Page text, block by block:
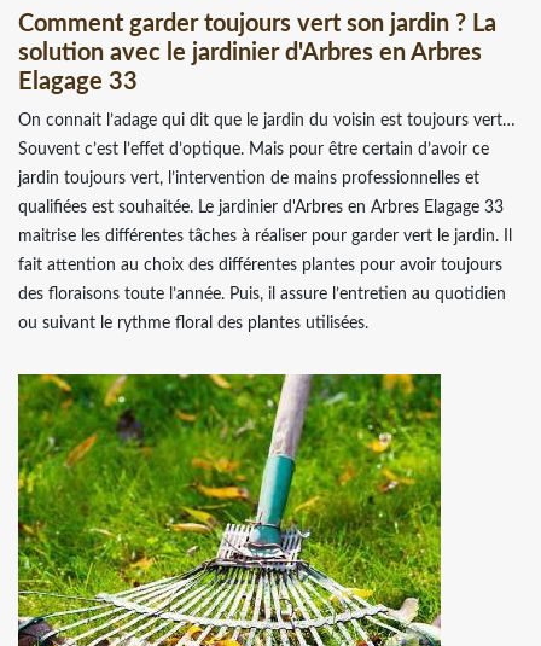
Comment garder toujours vert son jardin ? La
solution avec le jardinier d'Arbres en Arbres
Elagage 33
On connait l’adage qui dit que le jardin du voisin est toujours vert…
Souvent c’est l’effet d’optique. Mais pour être certain d’avoir ce
jardin toujours vert, l’intervention de mains professionnelles et
qualifiées est souhaitée. Le jardinier d'Arbres en Arbres Elagage 33
maitrise les différentes tâches à réaliser pour garder vert le jardin. Il
fait attention au choix des différentes plantes pour avoir toujours
des floraisons toute l’année. Puis, il assure l’entretien au quotidien
ou suivant le rythme floral des plantes utilisées.